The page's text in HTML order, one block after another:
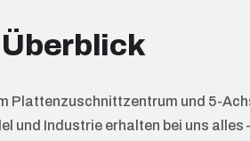
Plattenzuschnittzentrum und 5-
und Industrie erhalten bei uns